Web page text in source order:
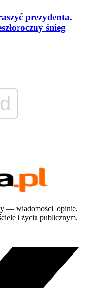
prezydenta.
śnieg
— wiadomości, opinie,
i życiu publicznym.